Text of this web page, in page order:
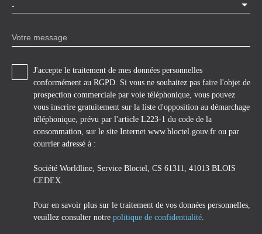
-
Votre message
J'accepte le traitement de mes données personnelles
conformément au RGPD. Si vous ne souhaitez pas faire l'objet de
prospection commerciale par voie téléphonique, vous pouvez
vous inscrire gratuitement sur la liste d'opposition au démarchage
téléphonique, prévu par l'article L223-1 du code de la
consommation, sur le site Internet www.bloctel.gouv.fr ou par
courrier adressé à :
Société Worldline, Service Bloctel, CS 61311, 41013 BLOIS
CEDEX.
Pour en savoir plus sur le traitement de vos données personnelles,
veuillez consulter notre politique de confidentialité